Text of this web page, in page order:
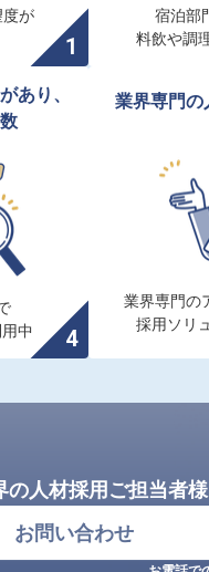
が
宿泊部
料飲や調
あり、
中
業界専門の
業界専門の
採用ソリ
の人材採用ご担当者様
お問い合わせ